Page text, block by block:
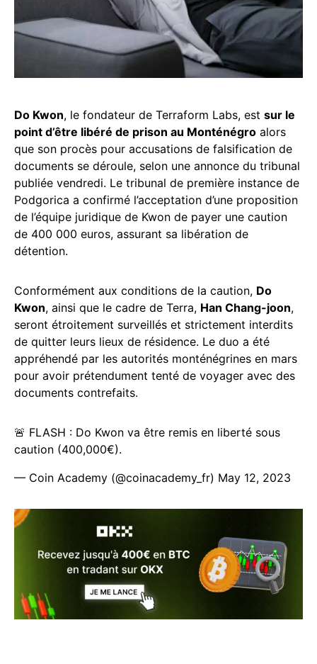
Do Kwon, le fondateur de Terraform Labs, est sur le
point d’être libéré de prison au Monténégro alors
que son procès pour accusations de falsification de
documents se déroule, selon une annonce du tribunal
publiée vendredi. Le tribunal de première instance de
Podgorica a confirmé l’acceptation d’une proposition
de l’équipe juridique de Kwon de payer une caution
de 400 000 euros, assurant sa libération de
détention.
Conformément aux conditions de la caution, Do
Kwon, ainsi que le cadre de Terra, Han Chang-joon,
seront étroitement surveillés et strictement interdits
de quitter leurs lieux de résidence. Le duo a été
appréhendé par les autorités monténégrines en mars
pour avoir prétendument tenté de voyager avec des
documents contrefaits.
🚨 FLASH : Do Kwon va être remis en liberté sous
caution (400,000€).
— Coin Academy (@coinacademy_fr) May 12, 2023